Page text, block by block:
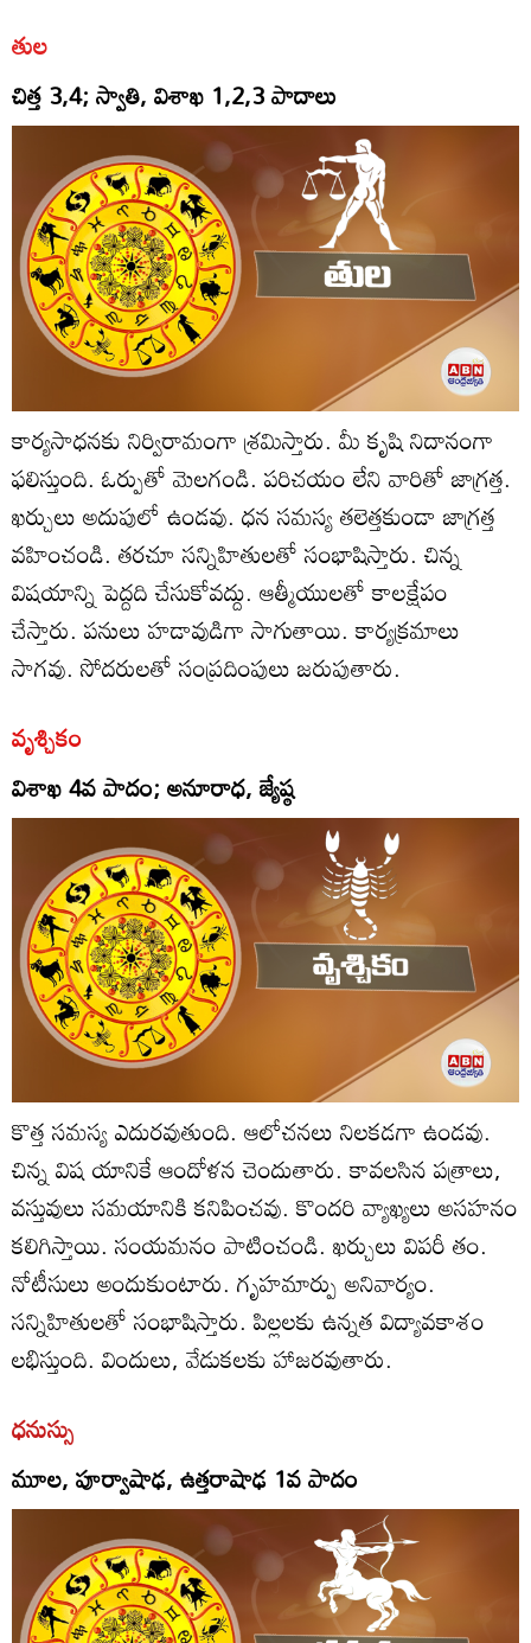
తుల
చిత్త 3,4; స్వాతి, విశాఖ 1,2,3 పాదాలు
కార్యసాధనకు నిర్విరామంగా శ్రమిస్తారు. మీ కృషి నిదానంగా
ఫలిస్తుంది. ఓర్పుతో మెలగండి. పరిచయం లేని వారితో జాగ్రత్త.
ఖర్చులు అదుపులో ఉండవు. ధన సమస్య తలెత్తకుండా జాగ్రత్త
వహించండి. తరచూ సన్నిహితులతో సంభాషిస్తారు. చిన్న
విషయాన్ని పెద్దది చేసుకోవద్దు. ఆత్మీయులతో కాలక్షేపం
చేస్తారు. పనులు హడావుడిగా సాగుతాయి. కార్యక్రమాలు
సాగవు. సోదరులతో సంప్రదింపులు జరుపుతారు.
వృశ్చికం
విశాఖ 4వ పాదం; అనూరాధ, జ్యేష్ఠ
కొత్త సమస్య ఎదురవుతుంది. ఆలోచనలు నిలకడగా ఉండవు.
చిన్న విష యానికే ఆందోళన చెందుతారు. కావలసిన పత్రాలు,
వస్తువులు సమయానికి కనిపించవు. కొందరి వ్యాఖ్యలు అసహనం
కలిగిస్తాయి. సంయమనం పాటించండి. ఖర్చులు విపరీ తం.
నోటీసులు అందుకుంటారు. గృహమార్పు అనివార్యం.
సన్నిహితులతో సంభాషిస్తారు. పిల్లలకు ఉన్నత విద్యావకాశం
లభిస్తుంది. విందులు, వేడుకలకు హాజరవుతారు.
ధనుస్సు
మూల, పూర్వాషాఢ, ఉత్తరాషాఢ 1వ పాదం